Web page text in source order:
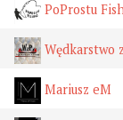
PoProstu
Wędkarstwo
Mariusz eM